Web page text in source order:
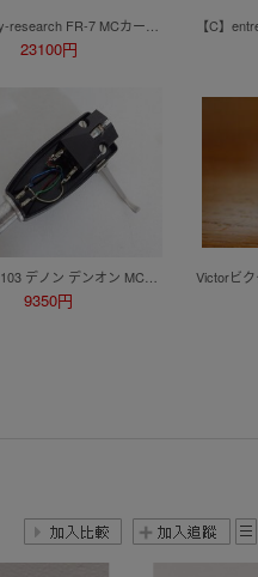
23100円
9350円